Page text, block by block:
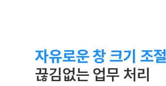
자유로운 창 크기 조절
끊김없는 업무 처리